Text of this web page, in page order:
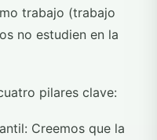
trabajo (trabajo
no estudien en la
pilares clave:
Creemos que la